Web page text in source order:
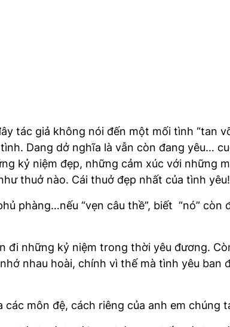
tác giả không nói đến một mối tình “tan
Dang dở nghĩa là vẫn còn đang yêu…
kỷ niệm đẹp, những cảm xúc với những
thuở nào. Cái thuở đẹp nhất của tình yêu!
phàng…nếu “vẹn câu thề”, biết “nó”
đi những kỷ niệm trong thời yêu đương.
nhau hoài, chính vì thế mà tình yêu ban
môn đệ, cách riêng của anh em chúng